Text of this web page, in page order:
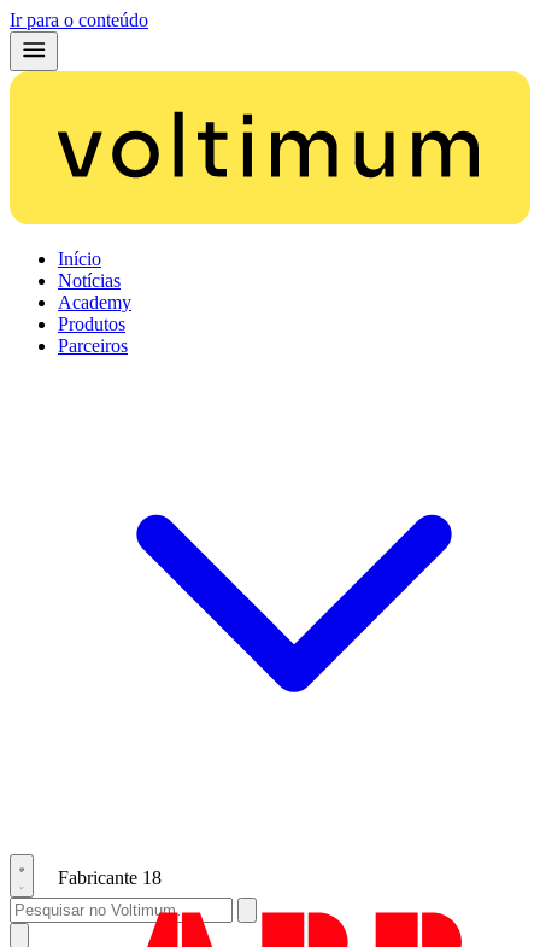
Ir para o conteúdo
Início
Notícias
Academy
Produtos
Parceiros
Fabricante 18